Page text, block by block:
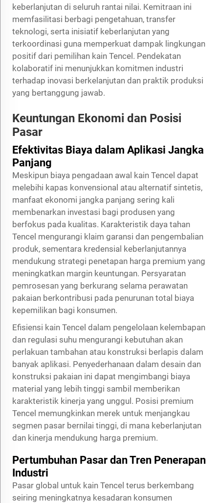
keberlanjutan di seluruh rantai nilai. Kemitraan ini
memfasilitasi berbagi pengetahuan, transfer
teknologi, serta inisiatif keberlanjutan yang
terkoordinasi guna memperkuat dampak lingkungan
positif dari pemilihan kain Tencel. Pendekatan
kolaboratif ini menunjukkan komitmen industri
terhadap inovasi berkelanjutan dan praktik produksi
yang bertanggung jawab.
Keuntungan Ekonomi dan Posisi
Pasar
Efektivitas Biaya dalam Aplikasi Jangka
Panjang
Meskipun biaya pengadaan awal kain Tencel dapat
melebihi kapas konvensional atau alternatif sintetis,
manfaat ekonomi jangka panjang sering kali
membenarkan investasi bagi produsen yang
berfokus pada kualitas. Karakteristik daya tahan
Tencel mengurangi klaim garansi dan pengembalian
produk, sementara kredensial keberlanjutannya
mendukung strategi penetapan harga premium yang
meningkatkan margin keuntungan. Persyaratan
pemrosesan yang berkurang selama perawatan
pakaian berkontribusi pada penurunan total biaya
kepemilikan bagi konsumen.
Efisiensi kain Tencel dalam pengelolaan kelembapan
dan regulasi suhu mengurangi kebutuhan akan
perlakuan tambahan atau konstruksi berlapis dalam
banyak aplikasi. Penyederhanaan dalam desain dan
konstruksi pakaian ini dapat mengimbangi biaya
material yang lebih tinggi sambil memberikan
karakteristik kinerja yang unggul. Posisi premium
Tencel memungkinkan merek untuk menjangkau
segmen pasar bernilai tinggi, di mana keberlanjutan
dan kinerja mendukung harga premium.
Pertumbuhan Pasar dan Tren Penerapan
Industri
Pasar global untuk kain Tencel terus berkembang
seiring meningkatnya kesadaran konsumen